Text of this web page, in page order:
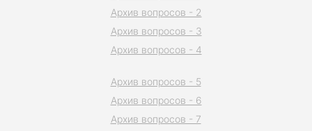
Архив вопросов - 2
Архив вопросов - 3
Архив вопросов - 4
Архив вопросов - 5
Архив вопросов - 6
Архив вопросов - 7